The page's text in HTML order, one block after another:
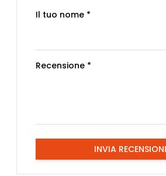
Il tuo nome *
Recensione *
INVIA